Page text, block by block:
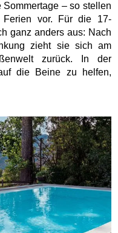
– so stellen
Ferien vor. Für die 17-
ganz anders aus: Nach
zieht sie sich am
zurück. In der
die Beine zu helfen,